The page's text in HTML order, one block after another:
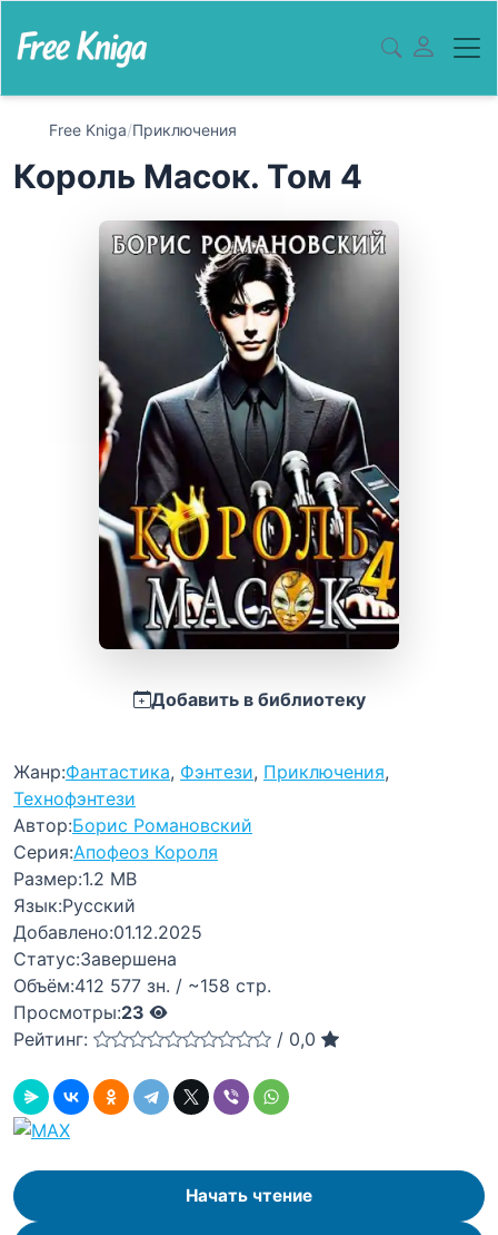
Free Kniga/Приключения
Король Масок. Том 4
Добавить в библиотеку
Жанр:Фантастика, Фэнтези, Приключения,
Технофэнтези
Автор:Борис Романовский
Серия:Апофеоз Короля
Размер:1.2 MB
Язык:Русский
Добавлено:01.12.2025
Статус:Завершена
Объём:412 577 зн. / ~158 стр.
Просмотры:23
Рейтинг:
/ 0,0
Начать чтение